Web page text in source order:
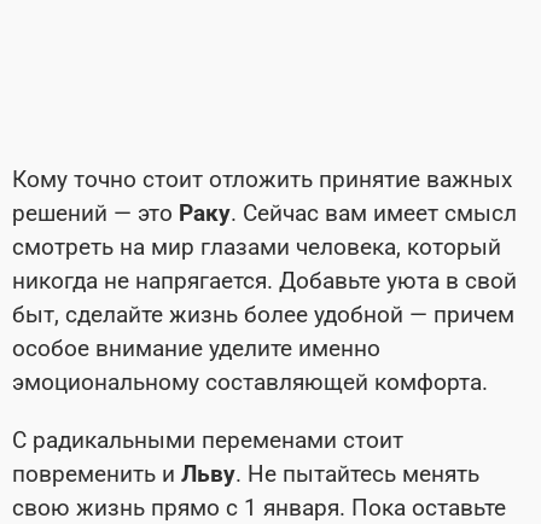
Кому точно стоит отложить принятие важных
решений — это Раку. Сейчас вам имеет смысл
смотреть на мир глазами человека, который
никогда не напрягается. Добавьте уюта в свой
быт, сделайте жизнь более удобной — причем
особое внимание уделите именно
эмоциональному составляющей комфорта.
С радикальными переменами стоит
повременить и Льву. Не пытайтесь менять
свою жизнь прямо с 1 января. Пока оставьте